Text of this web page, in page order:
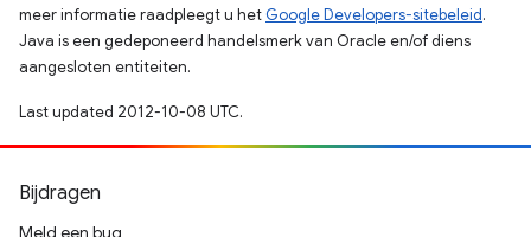
meer informatie raadpleegt u het Google Developers-sitebeleid.
Java is een gedeponeerd handelsmerk van Oracle en/of diens
aangesloten entiteiten.
Last updated 2012-10-08 UTC.
Bijdragen
Meld een bug